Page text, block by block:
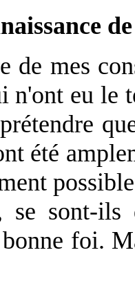
de mes
n'ont eu le
été
se sont-ils
foi.